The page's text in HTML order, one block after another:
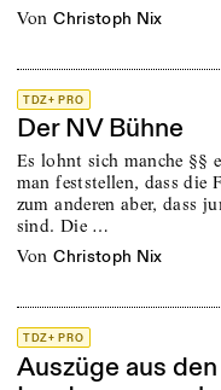
von Christoph Nix
TDZ+ PRO
Der NV Bühne
Es lohnt sich manche §§
man feststellen, dass die
zum anderen aber, dass
sind. Die …
von Christoph Nix
TDZ+ PRO
Auszüge aus den